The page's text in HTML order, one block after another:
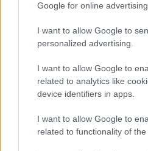
Google for online
I want to allow Google to
personalized advertising.
I want to allow Google to
related to analytics like
device identifiers in apps.
I want to allow Google to
related to functionality of the
Kerékpáros világbajnokságra
F1-es nyári